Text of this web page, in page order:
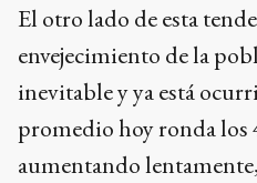
El otro lado de esta
envejecimiento de la
inevitable y ya está
promedio hoy ronda los
aumentando